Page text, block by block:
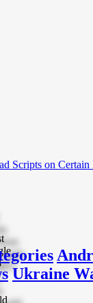
Scripts on Certain
Ukraine